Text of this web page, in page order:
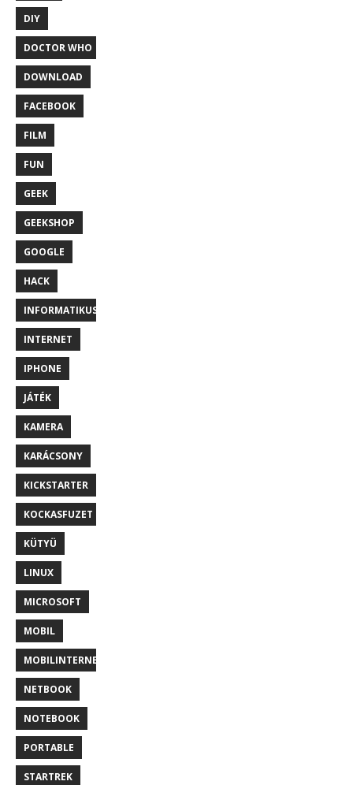
DIY
DOCTOR WHO
DOWNLOAD
FACEBOOK
FILM
FUN
GEEK
GEEKSHOP
GOOGLE
HACK
INFORMATIKUS
INTERNET
IPHONE
JÁTÉK
KAMERA
KARÁCSONY
KICKSTARTER
KOCKASFUZET
KÜTYÜ
LINUX
MICROSOFT
MOBIL
MOBILINTERNET
NETBOOK
NOTEBOOK
PORTABLE
STARTREK